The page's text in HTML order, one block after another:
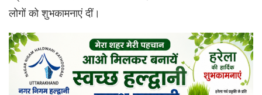
लोगों को शुभकामनाएं दीं।